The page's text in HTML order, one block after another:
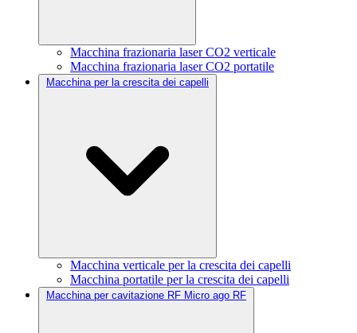
Macchina frazionaria laser CO2 verticale
Macchina frazionaria laser CO2 portatile
Macchina per la crescita dei capelli
Macchina verticale per la crescita dei capelli
Macchina portatile per la crescita dei capelli
Macchina per cavitazione RF Micro ago RF